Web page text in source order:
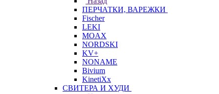
ПЕРЧАТКИ, ВАРЕЖКИ
Fischer
LEKI
MOAX
NORDSKI
KV+
NONAME
Bivium
KinetiXx
СВИТЕРА И ХУДИ